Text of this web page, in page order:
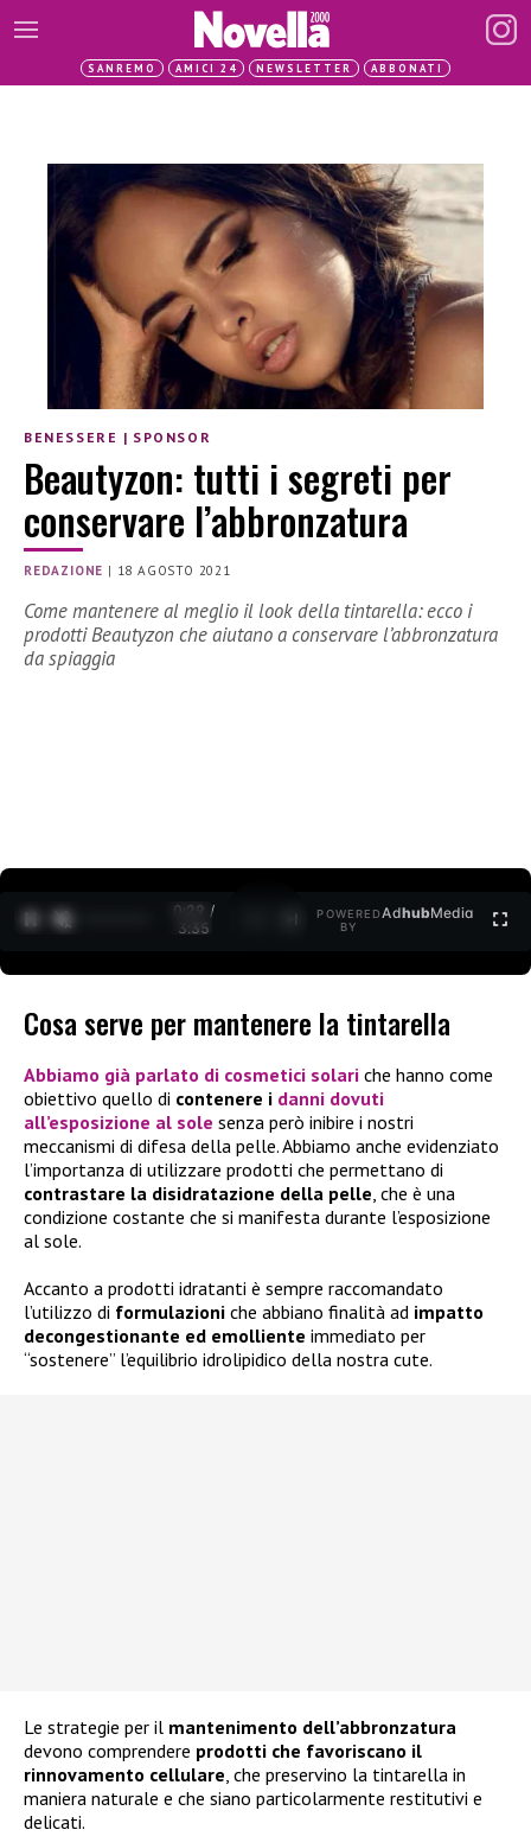
SANREMO AMICI 24 NEWSLETTER ABBONATI
BENESSERE | SPONSOR
Beautyzon: tutti i segreti per
conservare l’abbronzatura
REDAZIONE | 18 AGOSTO 2021
Come mantenere al meglio il look della tintarella: ecco i
prodotti Beautyzon che aiutano a conservare l’abbronzatura
da spiaggia
0:30 /
3:35
POWERED
BY
AdhubMedia
Cosa serve per mantenere la tintarella
Abbiamo già parlato di cosmetici solari che hanno come
obiettivo quello di contenere i danni dovuti
all’esposizione al sole senza però inibire i nostri
meccanismi di difesa della pelle. Abbiamo anche evidenziato
l’importanza di utilizzare prodotti che permettano di
contrastare la disidratazione della pelle, che è una
condizione costante che si manifesta durante l’esposizione
al sole.
Accanto a prodotti idratanti è sempre raccomandato
l’utilizzo di formulazioni che abbiano finalità ad impatto
decongestionante ed emolliente immediato per
“sostenere” l’equilibrio idrolipidico della nostra cute.
Le strategie per il mantenimento dell’abbronzatura
devono comprendere prodotti che favoriscano il
rinnovamento cellulare, che preservino la tintarella in
maniera naturale e che siano particolarmente restitutivi e
delicati.